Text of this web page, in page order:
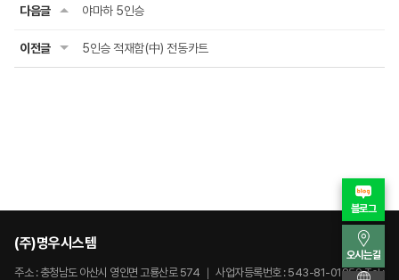
다음글 야마하 5인승
이전글 5인승 적재함(中) 전동카트
블로그
오시는길
(주)명우시스템
주소 : 충청남도 아산시 영인면 고룡산로 574 ｜ 사업자등록번호 : 543-81-01859Tel :